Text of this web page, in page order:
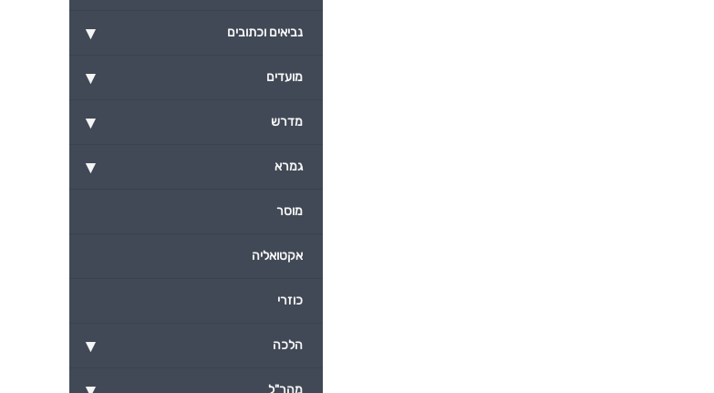
▾ נביאים וכתובים
▾ מועדים
▾ מדרש
▾ גמרא
מוסר
אקטואליה
כוזרי
▾ הלכה
מהר"ל